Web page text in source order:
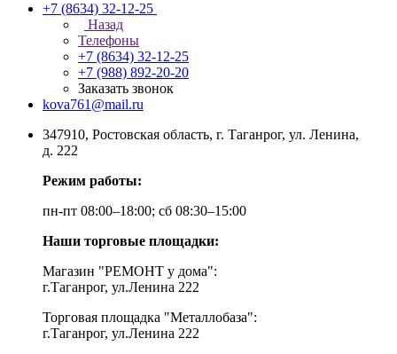
+7 (8634) 32-12-25
Назад
Телефоны
+7 (8634) 32-12-25
+7 (988) 892-20-20
Заказать звонок
kova761@mail.ru
347910, Ростовская область, г. Таганрог, ул. Ленина,
д. 222
Режим работы:
пн-пт 08:00–18:00; сб 08:30–15:00
Наши торговые площадки:
Магазин "РЕМОНТ у дома":
г.Таганрог, ул.Ленина 222
Торговая площадка "Металлобаза":
г.Таганрог, ул.Ленина 222